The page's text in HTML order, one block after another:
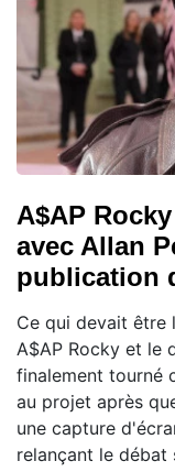
A$AP
avec Allan
publication
Ce qui devait être
A$AP Rocky et le
finalement tourné
au projet après
une capture
relançant le